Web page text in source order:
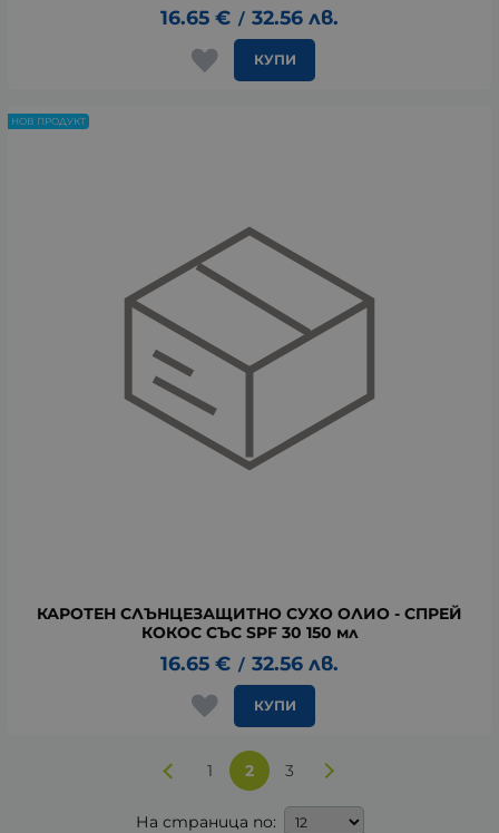
16.65 € / 32.56 лв.
КУПИ
КАРОТЕН СЛЪНЦЕЗАЩИТНО СУХО ОЛИО - СПРЕЙ
КОКОС СЪС SPF 30 150 мл
16.65 € / 32.56 лв.
КУПИ
НОВ ПРОДУКТ
1 2 3
На страница по: